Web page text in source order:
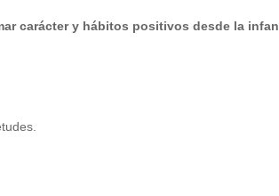
carácter y hábitos positivos desde la